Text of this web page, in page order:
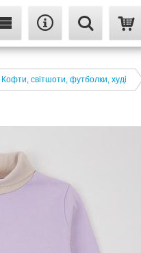
Кофти, світшоти, футболки, худі